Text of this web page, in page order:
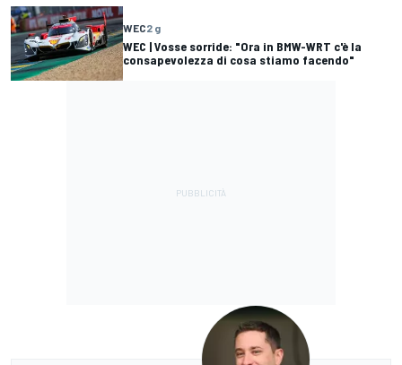
WEC2 g
WEC | Vosse sorride: "Ora in BMW-WRT c'è la
consapevolezza di cosa stiamo facendo"